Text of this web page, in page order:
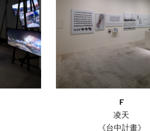
F
凌天
《台中計畫》